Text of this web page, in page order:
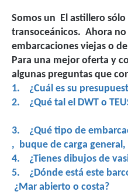
Somos un El astillero
transoceánicos. Ahora no
embarcaciones viejas o
Para una mejor oferta y
algunas preguntas que
1. ¿Cuál es su
2. ¿Qué tal el DWT o
3. ¿Qué tipo de
, buque de carga
4. ¿Tienes dibujos de
5. ¿Dónde está este
¿Mar abierto o costa?